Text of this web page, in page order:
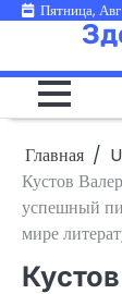
ПерейтиПятница,
Главная
Кустов
успешный
мире